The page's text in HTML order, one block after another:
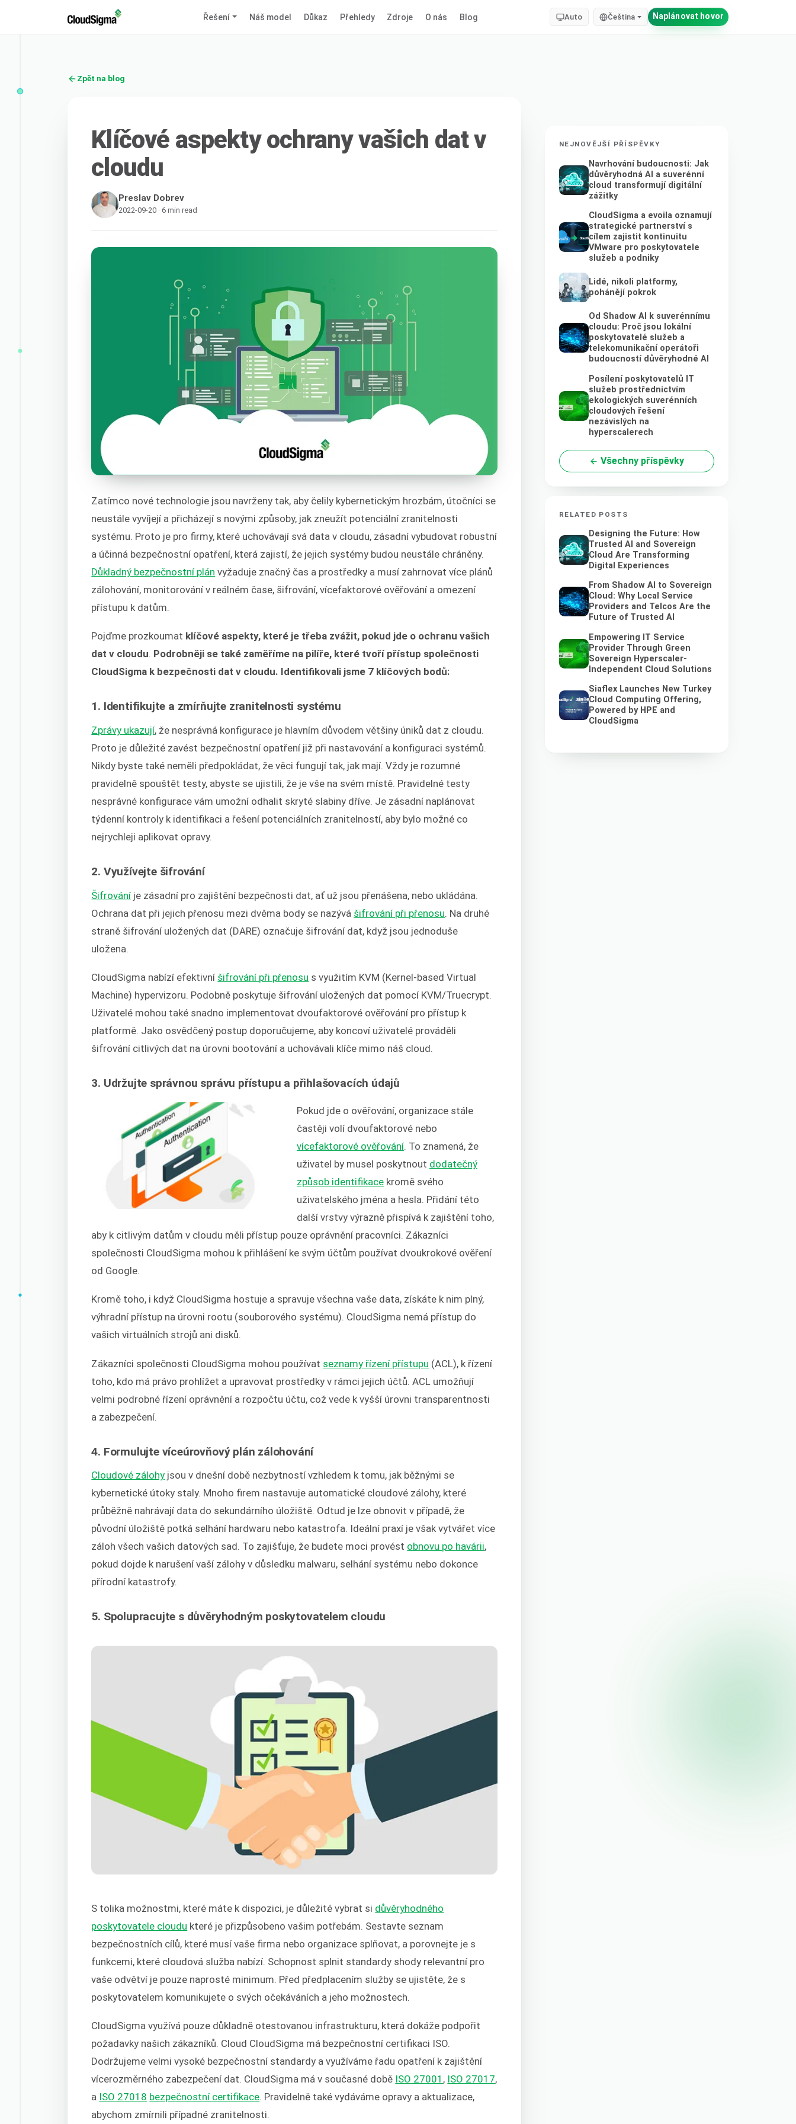
Řešení Náš model Důkaz Přehledy Zdroje O nás Blog Auto Čeština Naplánovat hovor
Zpět na blog
Klíčové aspekty ochrany vašich dat v
cloudu
Preslav Dobrev
2022-09-20 · 6 min read
Zatímco nové technologie jsou navrženy tak, aby čelily kybernetickým hrozbám, útočníci se
neustále vyvíjejí a přicházejí s novými způsoby, jak zneužít potenciální zranitelnosti
systému. Proto je pro firmy, které uchovávají svá data v cloudu, zásadní vybudovat robustní
a účinná bezpečnostní opatření, která zajistí, že jejich systémy budou neustále chráněny.
Důkladný bezpečnostní plán vyžaduje značný čas a prostředky a musí zahrnovat více plánů
zálohování, monitorování v reálném čase, šifrování, vícefaktorové ověřování a omezení
přístupu k datům.
Pojďme prozkoumat klíčové aspekty, které je třeba zvážit, pokud jde o ochranu vašich
dat v cloudu. Podrobněji se také zaměříme na pilíře, které tvoří přístup společnosti
CloudSigma k bezpečnosti dat v cloudu. Identifikovali jsme 7 klíčových bodů:
1. Identifikujte a zmírňujte zranitelnosti systému
Zprávy ukazují, že nesprávná konfigurace je hlavním důvodem většiny úniků dat z cloudu.
Proto je důležité zavést bezpečnostní opatření již při nastavování a konfiguraci systémů.
Nikdy byste také neměli předpokládat, že věci fungují tak, jak mají. Vždy je rozumné
pravidelně spouštět testy, abyste se ujistili, že je vše na svém místě. Pravidelné testy
nesprávné konfigurace vám umožní odhalit skryté slabiny dříve. Je zásadní naplánovat
týdenní kontroly k identifikaci a řešení potenciálních zranitelností, aby bylo možné co
nejrychleji aplikovat opravy.
2. Využívejte šifrování
Šifrování je zásadní pro zajištění bezpečnosti dat, ať už jsou přenášena, nebo ukládána.
Ochrana dat při jejich přenosu mezi dvěma body se nazývá šifrování při přenosu. Na druhé
straně šifrování uložených dat (DARE) označuje šifrování dat, když jsou jednoduše
uložena.
CloudSigma nabízí efektivní šifrování při přenosu s využitím KVM (Kernel-based Virtual
Machine) hypervizoru. Podobně poskytuje šifrování uložených dat pomocí KVM/Truecrypt.
Uživatelé mohou také snadno implementovat dvoufaktorové ověřování pro přístup k
platformě. Jako osvědčený postup doporučujeme, aby koncoví uživatelé prováděli
šifrování citlivých dat na úrovni bootování a uchovávali klíče mimo náš cloud.
3. Udržujte správnou správu přístupu a přihlašovacích údajů
Pokud jde o ověřování, organizace stále
častěji volí dvoufaktorové nebo
vícefaktorové ověřování. To znamená, že
uživatel by musel poskytnout dodatečný
způsob identifikacekromě svého
uživatelského jména a hesla. Přidání této
další vrstvy výrazně přispívá k zajištění toho,
aby k citlivým datům v cloudu měli přístup pouze oprávnění pracovníci. Zákazníci
společnosti CloudSigma mohou k přihlášení ke svým účtům používat dvoukrokové ověření
od Google.
Kromě toho, i když CloudSigma hostuje a spravuje všechna vaše data, získáte k nim plný,
výhradní přístup na úrovni rootu (souborového systému). CloudSigma nemá přístup do
vašich virtuálních strojů ani disků.
Zákazníci společnosti CloudSigma mohou používat seznamy řízení přístupu (ACL), k řízení
toho, kdo má právo prohlížet a upravovat prostředky v rámci jejich účtů. ACL umožňují
velmi podrobné řízení oprávnění a rozpočtu účtu, což vede k vyšší úrovni transparentnosti
a zabezpečení.
4. Formulujte víceúrovňový plán zálohování
Cloudové zálohy jsou v dnešní době nezbytností vzhledem k tomu, jak běžnými se
kybernetické útoky staly. Mnoho firem nastavuje automatické cloudové zálohy, které
průběžně nahrávají data do sekundárního úložiště. Odtud je lze obnovit v případě, že
původní úložiště potká selhání hardwaru nebo katastrofa. Ideální praxí je však vytvářet více
záloh všech vašich datových sad. To zajišťuje, že budete moci provést obnovu po havárii,
pokud dojde k narušení vaší zálohy v důsledku malwaru, selhání systému nebo dokonce
přírodní katastrofy.
5. Spolupracujte s důvěryhodným poskytovatelem cloudu
S tolika možnostmi, které máte k dispozici, je důležité vybrat si důvěryhodného
poskytovatele cloudu které je přizpůsobeno vašim potřebám. Sestavte seznam
bezpečnostních cílů, které musí vaše firma nebo organizace splňovat, a porovnejte je s
funkcemi, které cloudová služba nabízí. Schopnost splnit standardy shody relevantní pro
vaše odvětví je pouze naprosté minimum. Před předplacením služby se ujistěte, že s
poskytovatelem komunikujete o svých očekáváních a jeho možnostech.
CloudSigma využívá pouze důkladně otestovanou infrastrukturu, která dokáže podpořit
požadavky našich zákazníků. Cloud CloudSigma má bezpečnostní certifikaci ISO.
Dodržujeme velmi vysoké bezpečnostní standardy a využíváme řadu opatření k zajištění
vícerozměrného zabezpečení dat. CloudSigma má v současné době ISO 27001 , ISO 27017,
a ISO 27018 bezpečnostní certifikace. Pravidelně také vydáváme opravy a aktualizace,
abychom zmírnili případné zranitelnosti.
NEJNOVĚJŠÍ PŘÍSPĚVKY
Navrhování budoucnosti: Jak
důvěryhodná AI a suverénní
cloud transformují digitální
zážitky
CloudSigma a evoila oznamují
strategické partnerství s
cílem zajistit kontinuitu
VMware pro poskytovatele
služeb a podniky
Lidé, nikoli platformy,
pohánějí pokrok
Od Shadow AI k suverénnímu
cloudu: Proč jsou lokální
poskytovatelé služeb a
telekomunikační operátoři
budoucností důvěryhodné AI
Posílení poskytovatelů IT
služeb prostřednictvím
ekologických suverénních
cloudových řešení
nezávislých na
hyperscalerech
Všechny příspěvky
RELATED POSTS
Designing the Future: How
Trusted AI and Sovereign
Cloud Are Transforming
Digital Experiences
From Shadow AI to Sovereign
Cloud: Why Local Service
Providers and Telcos Are the
Future of Trusted AI
Empowering IT Service
Provider Through Green
Sovereign Hyperscaler-
Independent Cloud Solutions
Siaflex Launches New Turkey
Cloud Computing Offering,
Powered by HPE and
CloudSigma